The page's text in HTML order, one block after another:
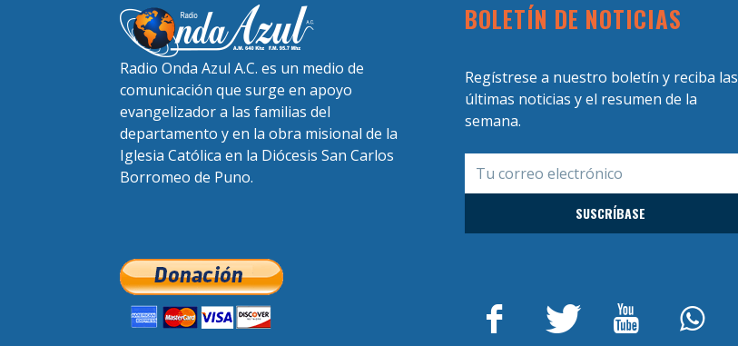
Radio Onda Azul A.C. es un medio de
comunicación que surge en apoyo
evangelizador a las familias del
departamento y en la obra misional de la
Iglesia Católica en la Diócesis San Carlos
Borromeo de Puno.
BOLETÍN DE NOTICIAS
Regístrese a nuestro boletín y reciba las
últimas noticias y el resumen de la
semana.